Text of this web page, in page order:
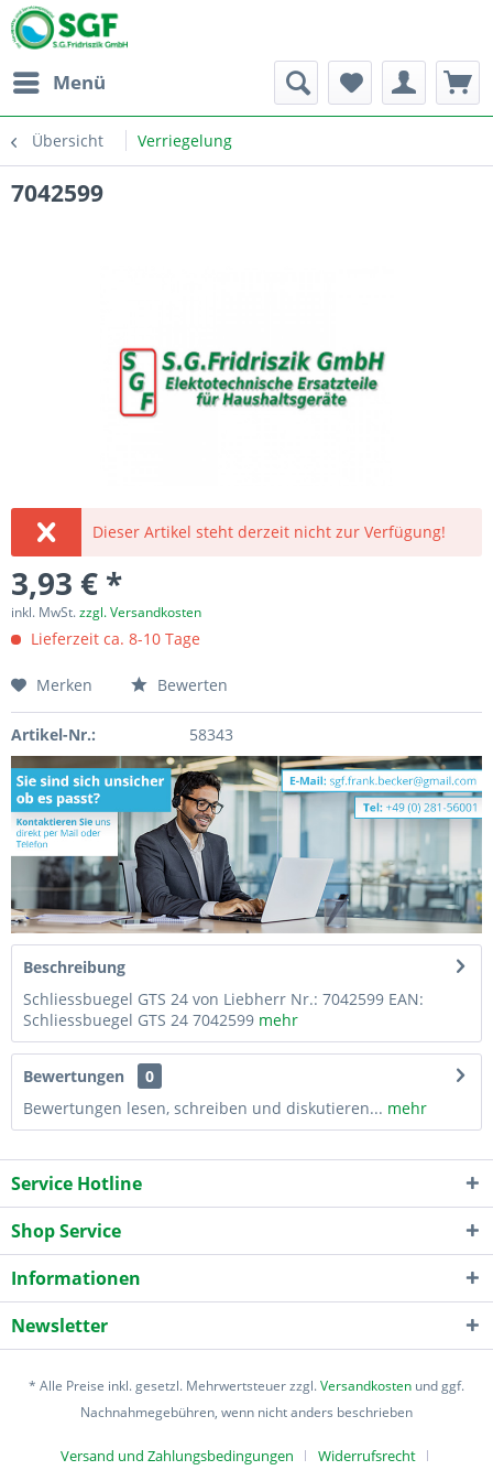
Menü
Übersicht Verriegelung
7042599
Dieser Artikel steht derzeit nicht zur Verfügung!
3,93 € *
inkl. MwSt.zzgl. Versandkosten
Lieferzeit ca. 8-10 Tage
Merken Bewerten
Artikel-Nr.: 58343
Beschreibung
Schliessbuegel GTS 24 von Liebherr Nr.: 7042599 EAN:
Schliessbuegel GTS 24 7042599 mehr
Bewertungen
0
Bewertungen lesen, schreiben und diskutieren... mehr
Service Hotline
Shop Service
Informationen
Newsletter
* Alle Preise inkl. gesetzl. Mehrwertsteuer zzgl.Versandkosten und ggf.
Nachnahmegebühren, wenn nicht anders beschrieben
Versand und Zahlungsbedingungen Widerrufsrecht